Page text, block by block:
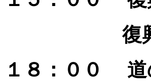
復
１８：００ 道